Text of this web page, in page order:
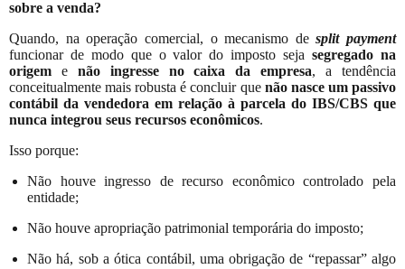
sobre a venda?
Quando, na operação comercial, o mecanismo desplit payment
funcionar de modo que o valor do imposto sejasegregado na
origem e não ingresse no caixa da empresa, a tendência
conceitualmente mais robusta é concluir que não nasce um passivo
contábil da vendedora em relação à parcela do IBS/CBS que
nunca integrou seus recursos econômicos.
Isso porque:
Não houve ingresso de recurso econômico controlado pela
entidade;
Não houve apropriação patrimonial temporária do imposto;
Não há, sob a ótica contábil, uma obrigação de “repassar” algo